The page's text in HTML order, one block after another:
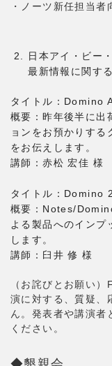
・ノーツ新任担当者
日本アイ・ビー
最新情報に関す
タイトル：Domino
概要：昨年後半に出
ョンをお預かりす
をお伝えします。
講師：赤松 宏佳 様
タイトル：Domino
概要：Notes/
よる製品へのインプ
します。
講師：臼井 修 様
（お詫びとお願い
演に対する、質疑、
ん。発表者や講演者
ください。